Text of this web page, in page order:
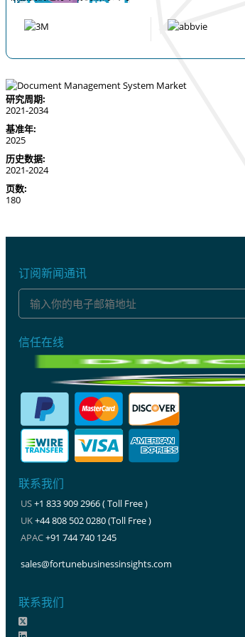
研究周期:
2021-2034
基准年:
2025
历史数据:
2021-2024
页数:
180
订阅新闻通讯
信任在线
联系我们
US+1 833 909 2966 ( Toll Free )
UK+44 808 502 0280 (Toll Free )
APAC+91 744 740 1245
sales@fortunebusinessinsights.com
联系我们